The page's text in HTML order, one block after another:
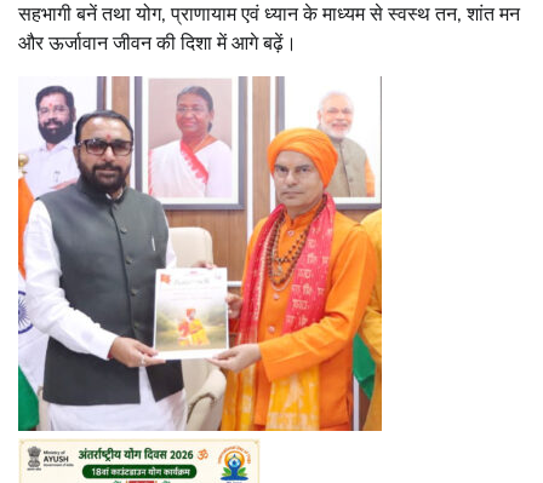
सहभागी बनें तथा योग, प्राणायाम एवं ध्यान के माध्यम से स्वस्थ तन, शांत मन
और ऊर्जावान जीवन की दिशा में आगे बढ़ें।